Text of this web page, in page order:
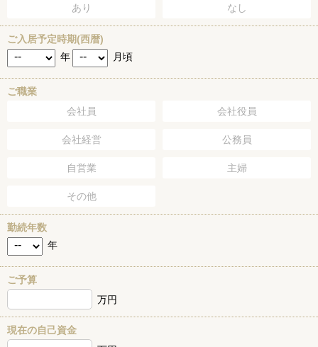
あり
なし
ご入居予定時期(西暦)
年
月頃
ご職業
会社員
会社役員
会社経営 公務員
自営業 主婦
その他
勤続年数
年
ご予算
万円
現在の自己資金